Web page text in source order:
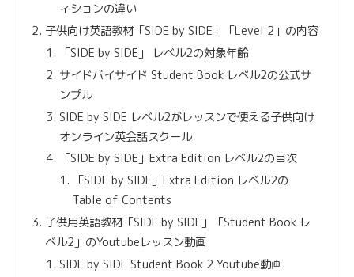
ィションの違い
子供向け英語教材「SIDE by SIDE」「Level 2」の内容
「SIDE by SIDE」 レベル2の対象年齢
サイドバイサイド Student Book レベル2の公式サ
ンプル
SIDE by SIDE レベル2がレッスンで使える子供向け
オンライン英会話スクール
「SIDE by SIDE」Extra Edition レベル2の目次
「SIDE by SIDE」Extra Edition レベル2の
Table of Contents
子供用英語教材「SIDE by SIDE」「Student Book レ
ベル2」のYoutubeレッスン動画
SIDE by SIDE Student Book 2 Youtube動画